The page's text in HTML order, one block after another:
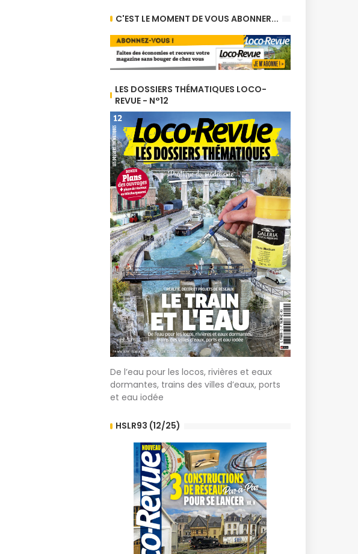
C'EST LE MOMENT DE VOUS ABONNER...
LES DOSSIERS THÉMATIQUES LOCO-
REVUE - N°12
De l’eau pour les locos, rivières et eaux
dormantes, trains des villes d’eaux, ports
et eau iodée
HSLR93 (12/25)